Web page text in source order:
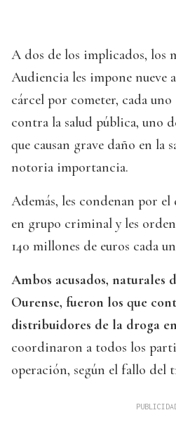
A dos de los implicados, los
Audiencia les impone nueve
cárcel por cometer, cada
contra la salud pública, uno
que causan grave daño en la
notoria importancia.
Además, les condenan por
en grupo criminal y les
140 millones de euros cada
Ambos acusados, naturales
Ourense, fueron los que
distribuidores de la droga
coordinaron a todos los
operación, según el fallo del